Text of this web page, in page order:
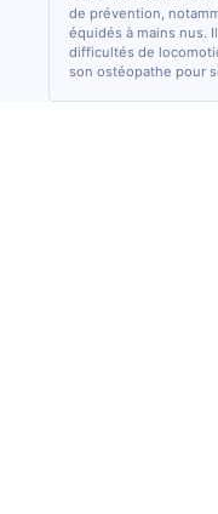
de prévention,
équidés à mains nus.
difficultés de
son ostéopathe pour